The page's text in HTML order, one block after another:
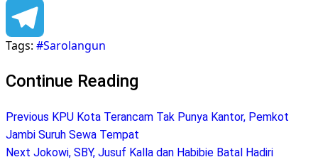
Facebook
Telegram
Tags: #Sarolangun
Continue Reading
Previous KPU Kota Terancam Tak Punya Kantor, Pemkot
Jambi Suruh Sewa Tempat
Next Jokowi, SBY, Jusuf Kalla dan Habibie Batal Hadiri